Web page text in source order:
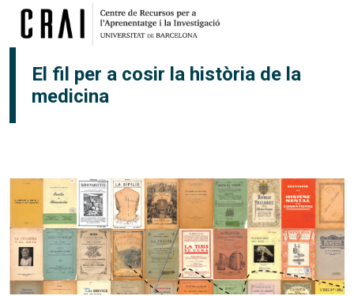
Vés al contingut
El fil per a cosir la història de la
medicina